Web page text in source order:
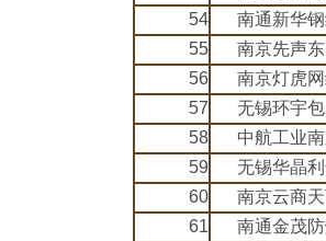
54
南通新华
55
南京先声
56
南京灯虎
57
无锡环宇
58
中航工业
59
无锡华晶
60
南京云商
61
南通金茂